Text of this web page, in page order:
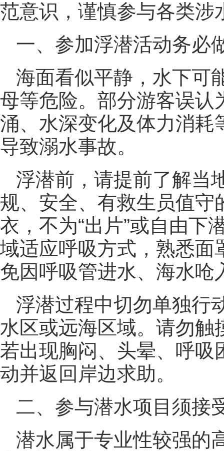
范意识，谨慎参与各类涉
一、参加浮潜活动务必
海面看似平静，水下可
母等危险。部分游客误认
涌、水深变化及体力消耗
导致溺水事故。
浮潜前，请提前了解当
规、安全、有救生员值守
衣，不为“出片”或自由下
域适应呼吸方式，熟悉面
免因呼吸管进水、海水呛
浮潜过程中切勿单独行
水区或远海区域。请勿触
若出现胸闷、头晕、呼吸
动并返回岸边求助。
二、参与潜水项目须接
潜水属于专业性较强的